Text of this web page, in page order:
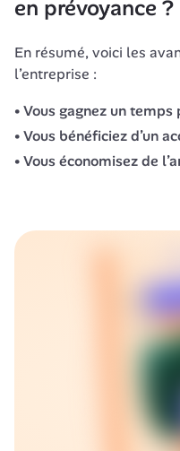
en prévoyance ?
En résumé, voici les
l’entreprise :
Vous gagnez un temps
Vous bénéficiez d’un
Vous économisez de